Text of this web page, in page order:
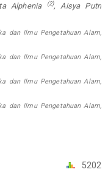
Alphenia (2), Aisya Putri
dan Ilmu Pengetahuan Alam,
dan Ilmu Pengetahuan Alam,
dan Ilmu Pengetahuan Alam,
dan Ilmu Pengetahuan Alam,
5202